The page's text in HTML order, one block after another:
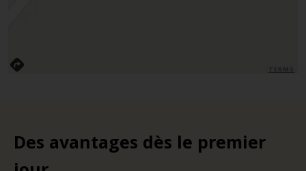
Des avantages dès le premier